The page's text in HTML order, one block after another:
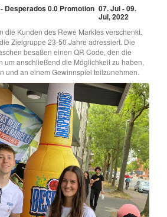
Desperados 0.0 Promotion 07. Jul - 09.
Jul, 2022
die Kunden des Rewe Marktes verschenkt.
Zielgruppe 23-50 Jahre adressiert. Die
besaßen einen QR Code, den die
um anschließend die Möglichkeit zu haben,
und an einem Gewinnspiel teilzunehmen.